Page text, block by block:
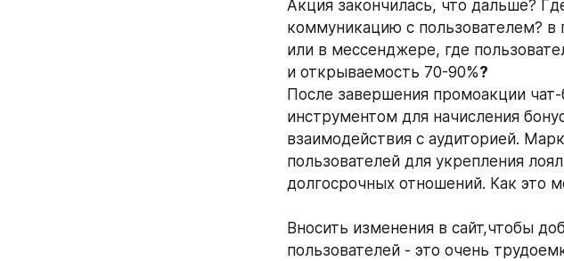
Акция закончилась, что дальше?
коммуникацию с пользователем? в
или в мессенджере, где
и открываемость 70-90%
После завершения промоакции чат-
инструментом для начисления
взаимодействия с аудиторией.
пользователей для укрепления
долгосрочных отношений. Как это
Вносить изменения в сайт,чтобы
пользователей - это очень